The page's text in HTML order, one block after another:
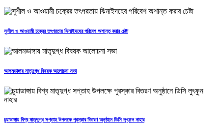
সুশীল ও আওয়ামী চক্রের তৎপরতায় ঝিনাইদহের পরিবেশ অশান্ত করার চেষ্টা
আলমডাঙ্গায় মাতৃদুগ্ধ বিষয়ক আলোচনা সভা
চুয়াডাঙ্গায় বিশ্ব মাতৃদুগ্ধ সপ্তাহ উপলক্ষে পুরস্কার বিতরণ অনুষ্ঠানে ডিসি লুৎফুন নাহার